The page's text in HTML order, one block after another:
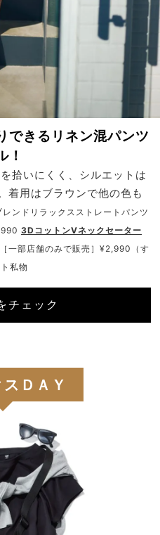
できるリネン混パンツ
！
拾いにくく、シルエットは
着用はブラウンで他の色も
レンドリラックスストレートパンツ
3DコットンVネックセーター
［一部店舗のみで販売］¥2,990（す
私物
チェック
ＤＡＹ